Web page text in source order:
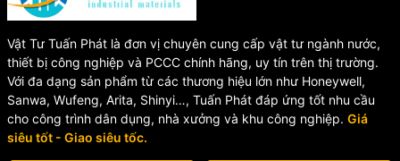
Vật Tư Tuấn Phát là đơn vị chuyên cung cấp vật tư ngành nước,
thiết bị công nghiệp và PCCC chính hãng, uy tín trên thị trường.
Với đa dạng sản phẩm từ các thương hiệu lớn như Honeywell,
Sanwa, Wufeng, Arita, Shinyi…, Tuấn Phát đáp ứng tốt nhu cầu
cho công trình dân dụng, nhà xưởng và khu công nghiệp. Giá
siêu tốt - Giao siêu tốc.